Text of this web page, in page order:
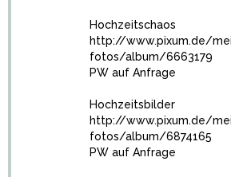
Hochzeitschaos
http://www.pixum.de/
fotos/album/6663179
PW auf Anfrage
Hochzeitsbilder
http://www.pixum.de/
fotos/album/6874165
PW auf Anfrage